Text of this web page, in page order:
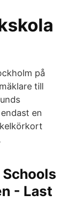
på
till
en
Schools
- Last